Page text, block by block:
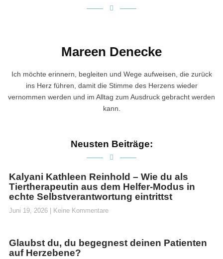
Mareen Denecke
Ich möchte erinnern, begleiten und Wege aufweisen, die zurück
ins Herz führen, damit die Stimme des Herzens wieder
vernommen werden und im Alltag zum Ausdruck gebracht werden
kann.
Neusten Beiträge:
Kalyani Kathleen Reinhold – Wie du als
Tiertherapeutin aus dem Helfer-Modus in
echte Selbstverantwortung eintrittst
Juni 19, 2026 Keine Kommentare
Glaubst du, du begegnest deinen Patienten
auf Herzebene?